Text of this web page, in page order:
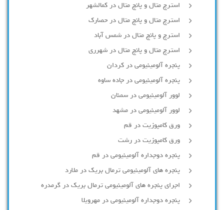
استرچ متال و پانچ متال در کمالشهر
استرچ متال و پانچ متال در حصارك
استرچ و پانچ متال در شمس آباد
استرچ متال و پانچ متال در شهرری
پنجره آلومینیومی در کردان
پنجره آلومینیومی در جاده ساوه
لوور آلومینیومی در سمنان
لوور آلومینیومی در مشهد
ورق کامپوزیت در قم
ورق کامپوزیت در رشت
پنجره دوجداره آلومينيومی در قم
پنجره های آلومینیومی ترمال بریک در ملارد
اجرای پنجره های آلومینیومی ترمال بریک در گرمدره
پنجره دوجداره آلومینیومی در مهرویلا